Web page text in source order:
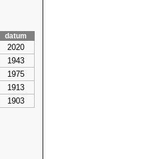
datum
2020
1943
1975
1913
1903